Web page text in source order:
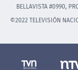
BELLAVISTA #0990,
©2022 TELEVISIÓN